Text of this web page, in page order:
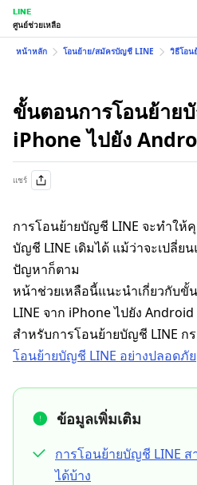
LINE
ศูนย์ช่วยเหลือ
หน้าหลัก โอนย้าย/สมัครบัญชี LINE วิธีโอ
ขั้นตอนการโอนย้าย
iPhone ไปยัง
แชร์
การโอนย้ายบัญชี LINE จะทำให้
บัญชี LINE เดิมได้ แม้ว่าจะเปลี่
ปัญหาก็ตาม
หน้าช่วยเหลือนี้แนะนำเกี่ยวกับ
LINE จาก iPhone ไปยัง Android
สำหรับการโอนย้ายบัญชี LINE
โอนย้ายบัญชี LINE อย่างปลอดภัย
ข้อมูลเพิ่มเติม
การโอนย้ายบัญชี LINE
ได้บ้าง